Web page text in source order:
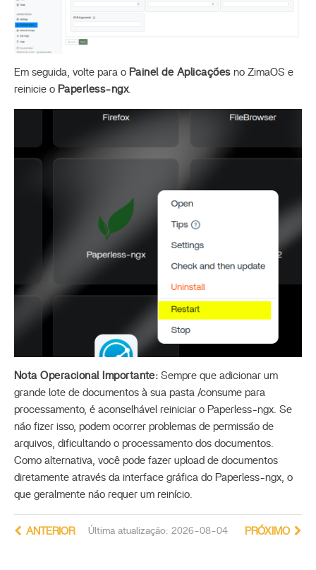
Em seguida, volte para o Painel de Aplicaçõesno ZimaOS e
reinicie o Paperless-ngx.
Nota Operacional Importante: Sempre que adicionar um
grande lote de documentos à sua pasta /consume para
processamento, é aconselhável reiniciar o Paperless-ngx. Se
não fizer isso, podem ocorrer problemas de permissão de
arquivos, dificultando o processamento dos documentos.
Como alternativa, você pode fazer upload de documentos
diretamente através da interface gráfica do Paperless-ngx, o
que geralmente não requer um reinício.
Última atualização: 2026-08-04
ANTERIOR PRÓXIMO